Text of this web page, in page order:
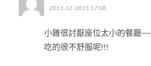
2011-12-2815:17:08
小雞很討厭座位太小的餐廳~~
吃的很不舒服呢!!!